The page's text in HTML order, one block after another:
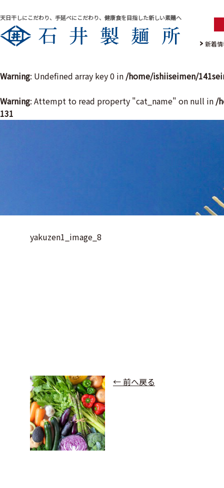
天日干しにこだわり、手延べにこだわり、健康食を目指した新しい素麺へ
新着
Warning: Undefined array key 0 in /home/ishiiseimen/
Warning: Attempt to read property "cat_name" on null in /
131
yakuzen1_image_8
← 前へ戻る